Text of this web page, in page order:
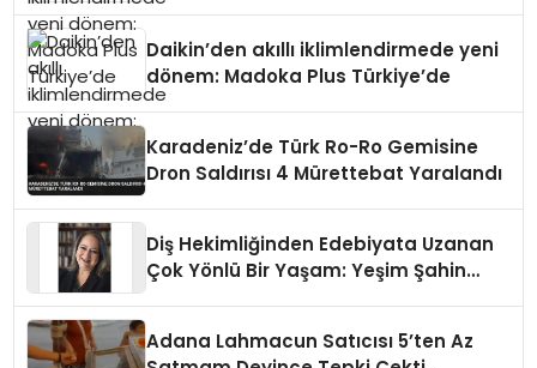
Daikin’den akıllı iklimlendirmede yeni
dönem: Madoka Plus Türkiye’de
Karadeniz’de Türk Ro-Ro Gemisine
Dron Saldırısı 4 Mürettebat Yaralandı
Diş Hekimliğinden Edebiyata Uzanan
Çok Yönlü Bir Yaşam: Yeşim Şahin
Adana Lahmacun Satıcısı 5’ten Az